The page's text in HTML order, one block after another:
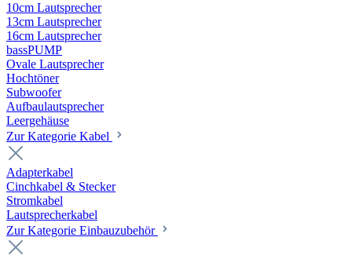
10cm Lautsprecher
13cm Lautsprecher
16cm Lautsprecher
bassPUMP
Ovale Lautsprecher
Hochtöner
Subwoofer
Aufbaulautsprecher
Leergehäuse
Zur Kategorie Kabel
Adapterkabel
Cinchkabel & Stecker
Stromkabel
Lautsprecherkabel
Zur Kategorie Einbauzubehör